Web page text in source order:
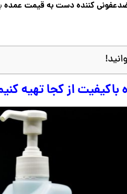
کننده دست به قیمت عمده
از کجا تهیه